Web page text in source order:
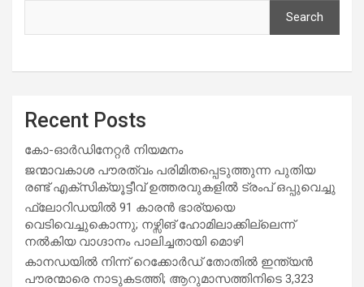
Search
Recent Posts
കോ-ഓർഡിനേറ്റർ നിയമനം
ജന്മാവകാശ പൗരത്വം പരിമിതപ്പെടുത്തുന്ന പുതിയ
രണ്ട് എക്സിക്യൂട്ടീവ് ഉത്തരവുകളിൽ ട്രംപ് ഒപ്പുവെച്ചു
ഫ്ലോറിഡയിൽ 91 കാരൻ ഭാര്യയെ
വെടിവെച്ചുകൊന്നു; നഴ്സിങ് ഹോമിലാക്കില്ലെന്ന്
നൽകിയ വാഗ്ദാനം പാലിച്ചതായി മൊഴി
കാനഡയിൽ നിന്ന് റെക്കോർഡ് തോതിൽ ഇന്ത്യൻ
പൗരന്മാരെ നാടുകടത്തി; ആറുമാസത്തിനിടെ 3,323